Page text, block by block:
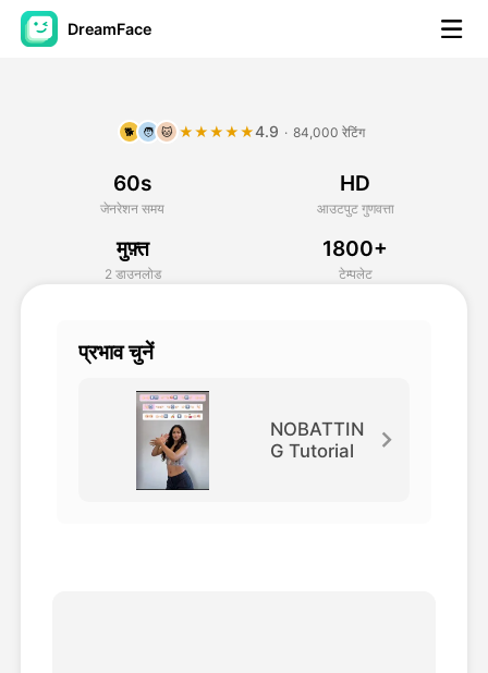
DreamFace
अवतार वीडियो
एआई वीडियो
एआई फोटो
🐕 🧑 🐱 ★★★★★4.9 · 84,000 रेटिंग
60s
जेनरेशन समय
HD
आउटपुट गुणवत्ता
मुफ़्त
2 डाउनलोड
1800+
टेम्पलेट
प्रभाव चुनें
NOBATTIN
G Tutorial